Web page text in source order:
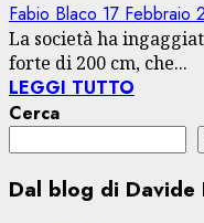
Fabio Blaco 17 Febbraio
La società ha
forte di 200 cm, che...
LEGGI TUTTO
Cerca
Dal blog di Davide